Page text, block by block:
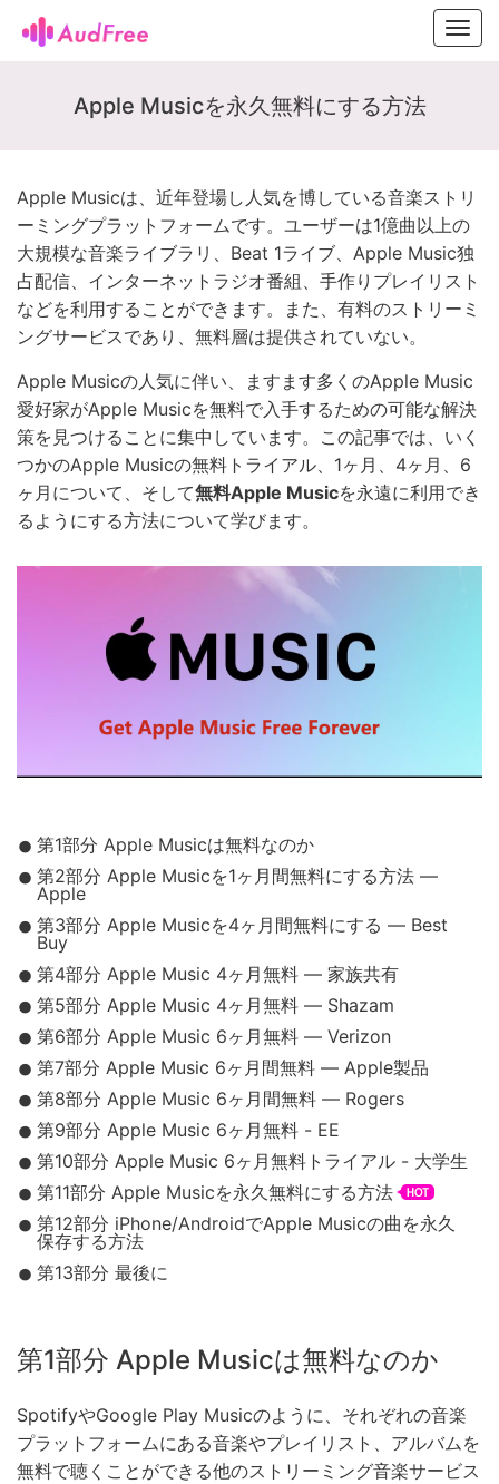
Apple Musicを永久無料にする方法
Apple Musicは、近年登場し人気を博している音楽ストリ
ーミングプラットフォームです。ユーザーは1億曲以上の
大規模な音楽ライブラリ、Beat 1ライブ、Apple Music独
占配信、インターネットラジオ番組、手作りプレイリスト
などを利用することができます。また、有料のストリーミ
ングサービスであり、無料層は提供されていない。
Apple Musicの人気に伴い、ますます多くのApple Music
愛好家がApple Musicを無料で入手するための可能な解決
策を見つけることに集中しています。この記事では、いく
つかのApple Musicの無料トライアル、1ヶ月、4ヶ月、6
ヶ月について、そして無料Apple Musicを永遠に利用でき
るようにする方法について学びます。
第1部分 Apple Musicは無料なのか
第2部分 Apple Musicを1ヶ月間無料にする方法 —
Apple
第3部分 Apple Musicを4ヶ月間無料にする — Best
Buy
第4部分 Apple Music 4ヶ月無料 — 家族共有
第5部分 Apple Music 4ヶ月無料 — Shazam
第6部分 Apple Music 6ヶ月無料 — Verizon
第7部分 Apple Music 6ヶ月間無料 — Apple製品
第8部分 Apple Music 6ヶ月間無料 — Rogers
第9部分 Apple Music 6ヶ月無料 - EE
第10部分 Apple Music 6ヶ月無料トライアル - 大学生
第11部分 Apple Musicを永久無料にする方法
第12部分 iPhone/AndroidでApple Musicの曲を永久
保存する方法
第13部分 最後に
第1部分 Apple Musicは無料なのか
SpotifyやGoogle Play Musicのように、それぞれの音楽
プラットフォームにある音楽やプレイリスト、アルバムを
無料で聴くことができる他のストリーミング音楽サービス